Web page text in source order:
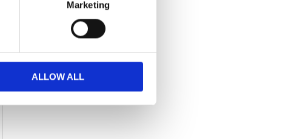
Marketing
ALLOW ALL